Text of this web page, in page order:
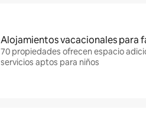
Alojamientos vacacionales para
70 propiedades ofrecen espacio
servicios aptos para niños